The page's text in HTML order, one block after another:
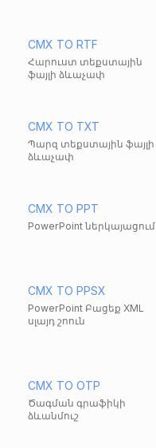
CMX TO RTF
Հարուստ տեքստային
ֆայլի ձևաչափ
CMX TO TXT
Պարզ տեքստային ֆայլի
ձևաչափ
CMX TO PPT
PowerPoint ներկայացում
CMX TO PPSX
PowerPoint Բացեք XML
սլայդ շոուն
CMX TO OTP
Ծագման գրաֆիկի
ձևանմուշ